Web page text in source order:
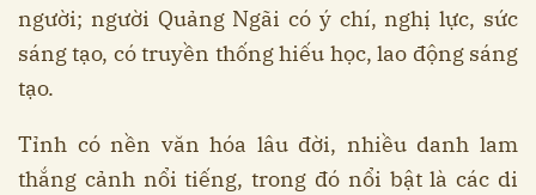
người; người Quảng Ngãi có ý chí, nghị lực, sức
sáng tạo, có truyền thống hiếu học, lao động sáng
tạo.
Tỉnh có nền văn hóa lâu đời, nhiều danh lam
thắng cảnh nổi tiếng, trong đó nổi bật là các di